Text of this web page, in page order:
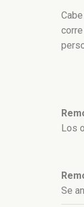
Los
Se